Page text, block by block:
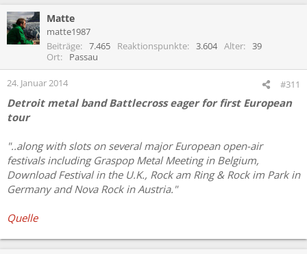
Matte
matte1987
Beiträge
7.465 Reaktionspunkte 3.604 Alter
39
Ort
Passau
24. Januar 2014 #311
Detroit metal band Battlecross eager for first European
tour
"..along with slots on several major European open-air
festivals including Graspop Metal Meeting in Belgium,
Download Festival in the U.K., Rock am Ring & Rock im Park in
Germany and Nova Rock in Austria."
Quelle